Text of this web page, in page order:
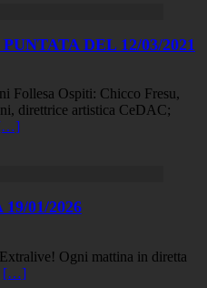
DEL 12/03/2021
Follesa Ospiti: Chicco Fresu,
direttrice artistica CeDAC;
01/2026
Ogni mattina in diretta
[…]